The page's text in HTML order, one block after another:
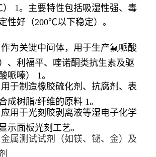
1。主要特性包括吸湿性强、毒
性好（200℃以下稳定）。
为关键中间体，用于生产氟哌酸
、利福平、喹诺酮类抗生素及驱
哌嗪） 1。
于制造橡胶硫化剂、抗腐剂、表
成树脂/纤维的原料 1。
用于光刻胶剥离液等湿电子化学
示面板光刻工艺。
金属测试试剂（如镁、铋、金）及